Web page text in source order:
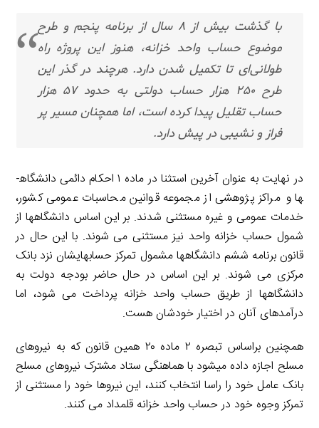
با گذشت بیش از ۸ سال از برنامه پنجم و طرح
موضوع حساب واحد خزانه، هنوز این پروژه راه
طولانی‌ای تا تکمیل شدن دارد. هرچند در گذر این
طرح ۲۵۰ هزار حساب دولتی به حدود ۵۷ هزار
حساب تقلیل پیدا کرده است، اما همچنان مسیر پر
فراز و نشیبی در پیش دارد.
در نهایت به عنوان آخرین استثنا در ماده ۱ احکام دائمی دانشگاه­
ها و مراکز پژوهشی از مجموعه قوانین محاسبات عمومی کشور،
خدمات عمومی و غیره مستثنی شدند. بر این اساس دانشگاه­ها از
شمول حساب خزانه واحد نیز مستثنی می ­شوند. با این حال در
قانون برنامه ششم دانشگاه­ها مشمول تمرکز حساب­هایشان نزد بانک
مرکزی می­ شوند. بر این اساس در حال حاضر بودجه دولت به
دانشگاه­ها از طریق حساب واحد خزانه پرداخت می­ شود، اما
درآمدهای آنان در اختیار خودشان هست.
همچنین براساس تبصره ۲ ماده ۲۰ همین قانون که به نیروهای
مسلح اجازه داده می­شود با هماهنگی ستاد مشترک نیروهای مسلح
بانک عامل خود را راسا انتخاب کنند، این نیروها خود را مستثنی از
تمرکز وجوه خود در حساب واحد خزانه قلمداد می­ کنند.